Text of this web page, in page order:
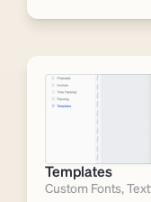
Templates
Custom Fonts,